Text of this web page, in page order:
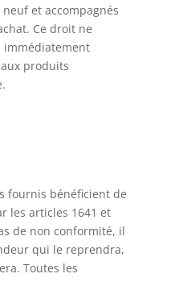
et accompagnés
Ce droit ne
immédiatement
produits
fournis bénéficient de
les articles 1641 et
de non conformité, il
qui le reprendra,
Toutes les